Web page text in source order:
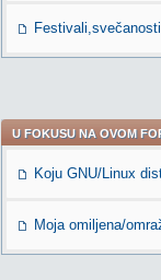
U FOKUSU NA OVOM
Koju GNU/Linux
Moja omiljena/